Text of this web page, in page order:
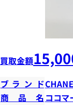
買取金額
ブランド
商品名 ココマ